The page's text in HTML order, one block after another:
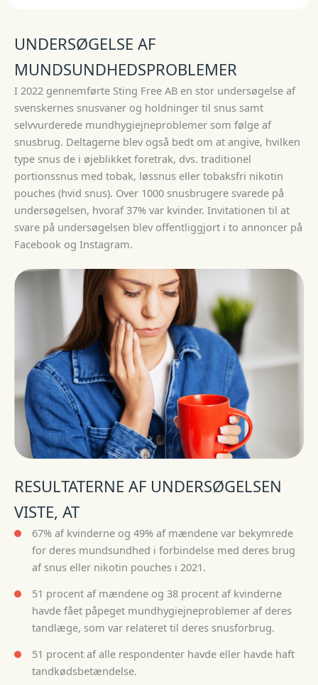
UNDERSØGELSE AF
MUNDSUNDHEDSPROBLEMER
I 2022 gennemførte Sting Free AB en stor undersøgelse af
svenskernes snusvaner og holdninger til snus samt
selvvurderede mundhygiejneproblemer som følge af
snusbrug. Deltagerne blev også bedt om at angive, hvilken
type snus de i øjeblikket foretrak, dvs. traditionel
portionssnus med tobak, løssnus eller tobaksfri nikotin
pouches (hvid snus). Over 1000 snusbrugere svarede på
undersøgelsen, hvoraf 37% var kvinder. Invitationen til at
svare på undersøgelsen blev offentliggjort i to annoncer på
Facebook og Instagram.
RESULTATERNE AF UNDERSØGELSEN
VISTE, AT
67% af kvinderne og 49% af mændene var bekymrede
for deres mundsundhed i forbindelse med deres brug
af snus eller nikotin pouches i 2021.
51 procent af mændene og 38 procent af kvinderne
havde fået påpeget mundhygiejneproblemer af deres
tandlæge, som var relateret til deres snusforbrug.
51 procent af alle respondenter havde eller havde haft
tandkødsbetændelse.